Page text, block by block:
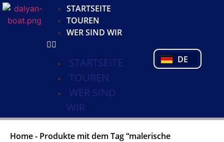
STARTSEITE
TOUREN
WER SIND WIR
STARTSEITE
TOUREN
WER SIND
WIR
DE
PT
TR
Home- Produkte mit dem Tag “malerische